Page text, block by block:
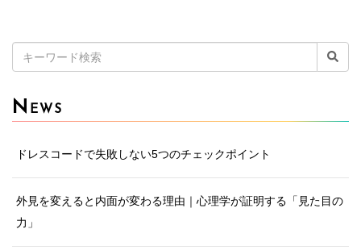
索:
N EWS
ドレスコードで失敗しない5つのチェックポイント
外見を変えると内面が変わる理由｜心理学が証明する「見た目の
力」